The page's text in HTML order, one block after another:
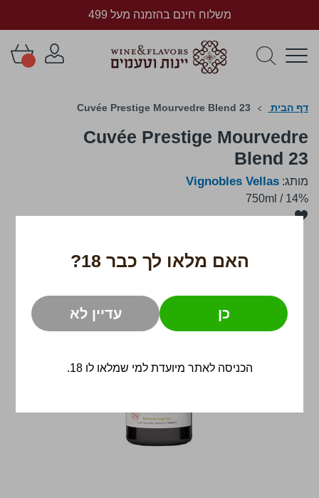
האם מלאו לך כבר 18?
כן עדיין לא
הכניסה לאתר מיועדת למי שמלאו לו 18.
משלוח חינם בהזמנה מעל 499
דף הבית Cuvée Prestige Mourvedre Blend 23
Cuvée Prestige Mourvedre
Blend 23
מותג: Vignobles Vellas
750ml / 14%
לדלג
לסוף